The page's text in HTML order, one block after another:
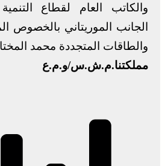
والكاتب العام لقطاع
الجانب الموريتاني بالخصوص
والطاقات المتجددة محمد
مملكتنا.م.ش.س/و.م.ع